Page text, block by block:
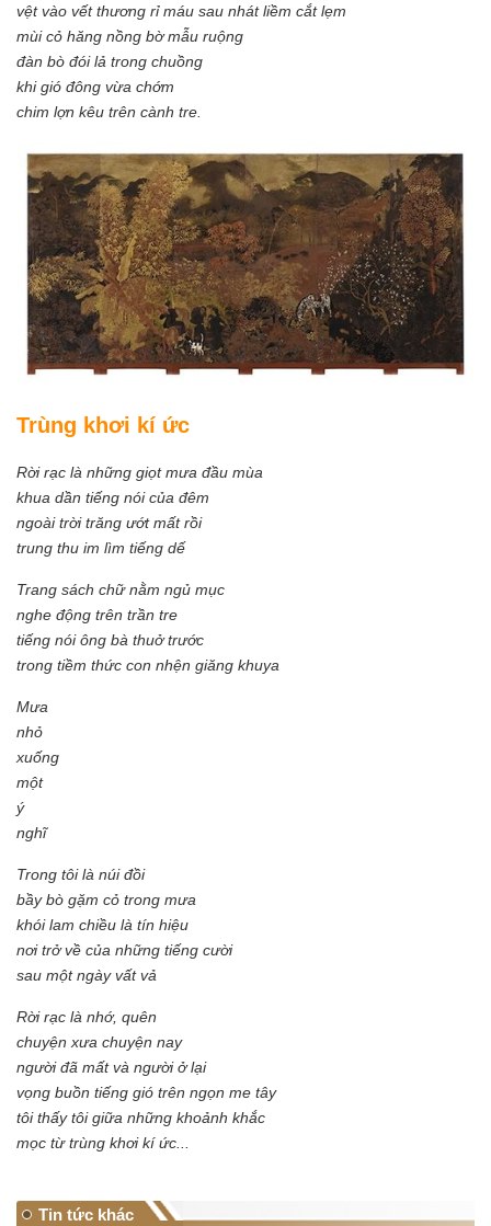
vệt vào vết thương rỉ máu sau nhát liềm cắt lẹm
mùi cỏ hăng nồng bờ mẫu ruộng
đàn bò đói lả trong chuồng
khi gió đông vừa chớm
chim lợn kêu trên cành tre.
Trùng khơi kí ức
Rời rạc là những giọt mưa đầu mùa
khua dần tiếng nói của đêm
ngoài trời trăng ướt mất rồi
trung thu im lìm tiếng dế
Trang sách chữ nằm ngủ mục
nghe động trên trần tre
tiếng nói ông bà thuở trước
trong tiềm thức con nhện giăng khuya
Mưa
nhỏ
xuống
một
ý
nghĩ
Trong tôi là núi đồi
bầy bò gặm cỏ trong mưa
khói lam chiều là tín hiệu
nơi trở về của những tiếng cười
sau một ngày vất vả
Rời rạc là nhớ, quên
chuyện xưa chuyện nay
người đã mất và người ở lại
vọng buồn tiếng gió trên ngọn me tây
tôi thấy tôi giữa những khoảnh khắc
mọc từ trùng khơi kí ức...
Tin tức khác